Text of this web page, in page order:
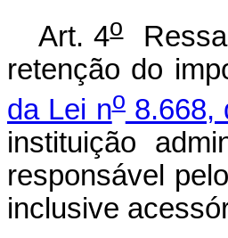
Art. 4o
retenção do
da Lei no8.668,
instituição
responsável
inclusive